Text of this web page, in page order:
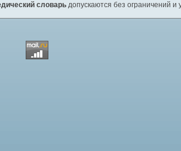
словарь допускаются без ограничений и